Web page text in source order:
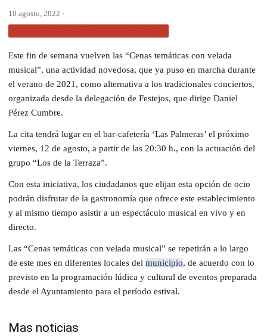
10 agosto, 2022 ·
Este fin de semana vuelven las “Cenas temáticas con velada
musical”, una actividad novedosa, que ya puso en marcha durante
el verano de 2021, como alternativa a los tradicionales conciertos,
organizada desde la delegación de Festejos, que dirige Daniel
Pérez Cumbre.
La cita tendrá lugar en el bar-cafetería ‘Las Palmeras’ el próximo
viernes, 12 de agosto, a partir de las 20:30 h., con la actuación del
grupo “Los de la Terraza”.
Con esta iniciativa, los ciudadanos que elijan esta opción de ocio
podrán disfrutar de la gastronomía que ofrece este establecimiento
y al mismo tiempo asistir a un espectáculo musical en vivo y en
directo.
Las “Cenas temáticas con velada musical” se repetirán a lo largo
de este mes en diferentes locales del municipio, de acuerdo con lo
previsto en la programación lúdica y cultural de eventos preparada
desde el Ayuntamiento para el período estival.
Mas noticias